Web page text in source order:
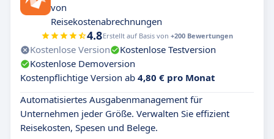
von
Reisekostenabrechnungen
4.8Erstellt auf Basis von +200 Bewertungen
Kostenlose Version
Kostenlose Testversion
Kostenlose Demoversion
Kostenpflichtige Version ab 4,80 € pro Monat
Automatisiertes Ausgabenmanagement für
Unternehmen jeder Größe. Verwalten Sie effizient
Reisekosten, Spesen und Belege.